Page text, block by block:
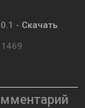
- Скачать
1469